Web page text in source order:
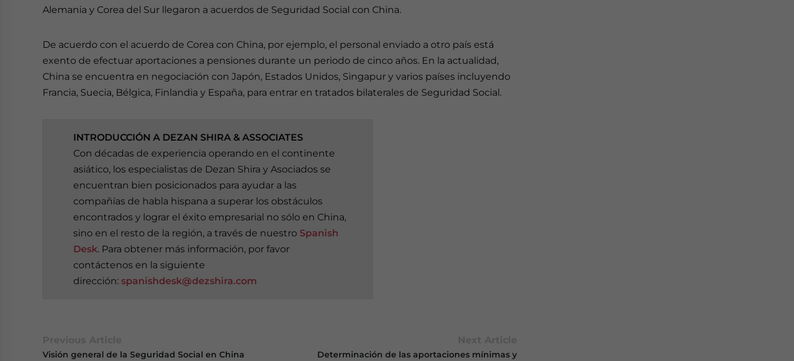
Alemania y Corea del Sur llegaron a acuerdos de Seguridad Social con China.
De acuerdo con el acuerdo de Corea con China, por ejemplo, el personal enviado a otro país está
exento de efectuar aportaciones a pensiones durante un periodo de cinco años. En la actualidad,
China se encuentra en negociación con Japón, Estados Unidos, Singapur y varios países incluyendo
Francia, Suecia, Bélgica, Finlandia y España, para entrar en tratados bilaterales de Seguridad Social.
INTRODUCCIÓN A DEZAN SHIRA & ASSOCIATES
Con décadas de experiencia operando en el continente
asiático, los especialistas de Dezan Shira y Asociados se
encuentran bien posicionados para ayudar a las
compañías de habla hispana a superar los obstáculos
encontrados y lograr el éxito empresarial no sólo en China,
sino en el resto de la región, a través de nuestro Spanish
Desk. Para obtener más información, por favor
contáctenos en la siguiente
dirección: spanishdesk@dezshira.com
Visión general de la Seguridad Social en China
Determinación de las aportaciones mínimas y